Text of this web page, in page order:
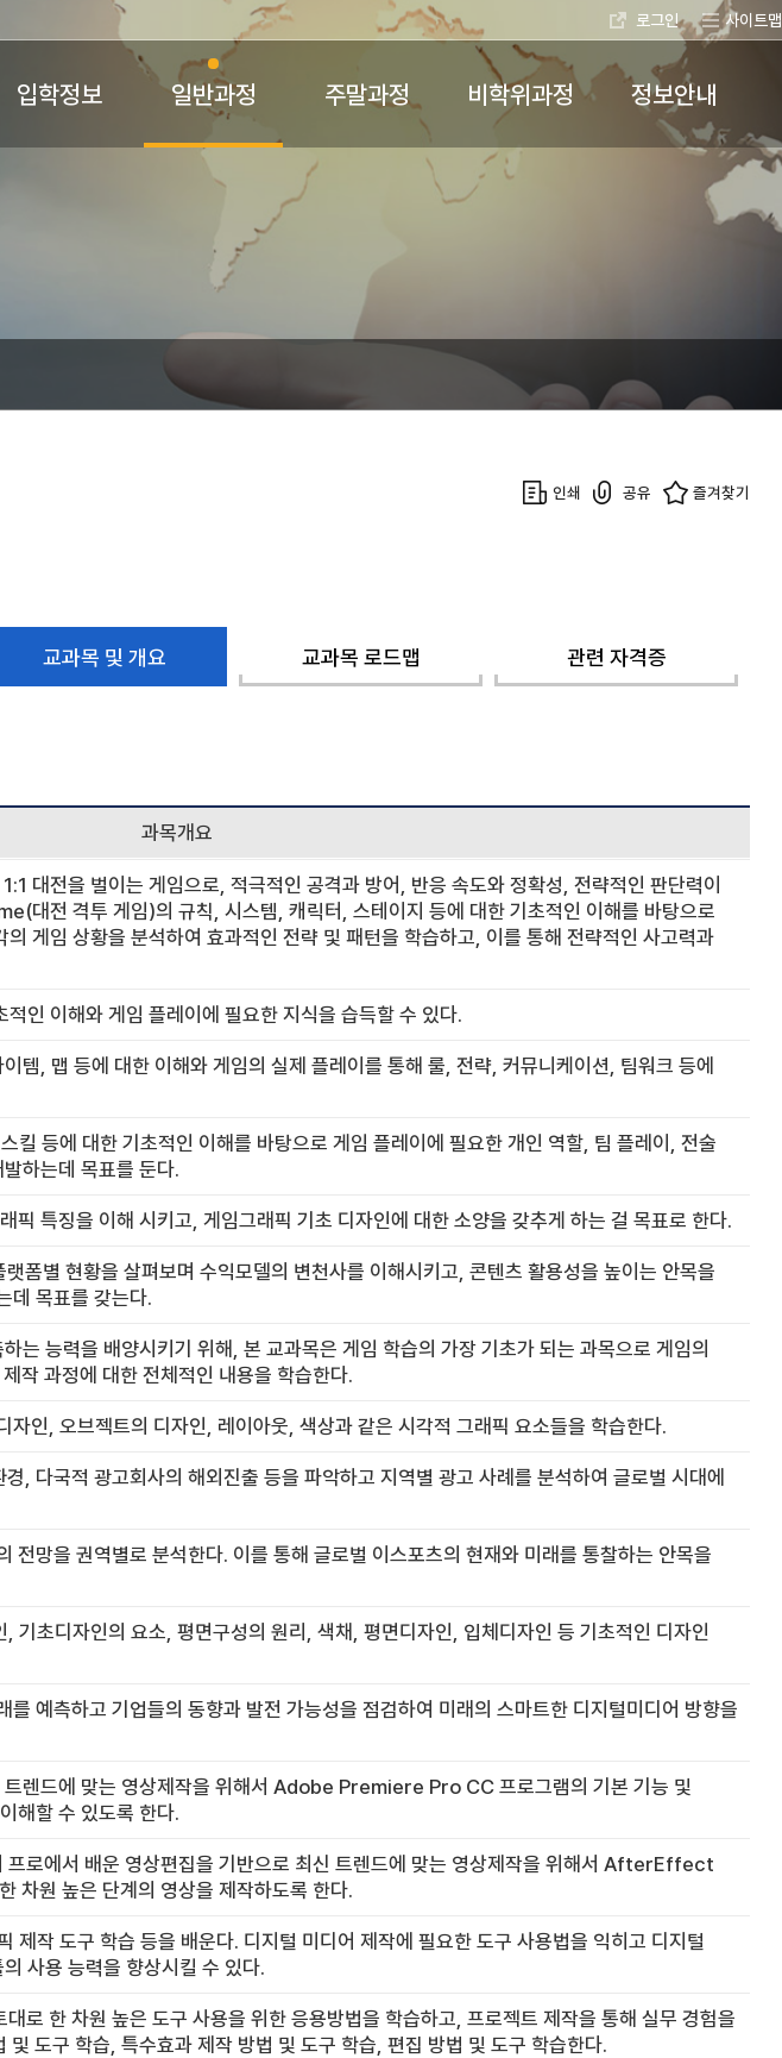
로그인 사이트맵
입학정보 일반과정 주말과정 비학위과정 정보안내
인쇄 공유 즐겨찾기
교과목 및 개요 교과목 로드맵 관련 자격증
과목개요
대전을 벌이는 게임으로, 적극적인 공격과 방어, 반응 속도와 정확성, 전략적인 판단력이
대전 격투 게임)의 규칙, 시스템, 캐릭터, 스테이지 등에 대한 기초적인 이해를 바탕으로
게임 상황을 분석하여 효과적인 전략 및 패턴을 학습하고, 이를 통해 전략적인 사고력과
인 이해와 게임 플레이에 필요한 지식을 습득할 수 있다.
템, 맵 등에 대한 이해와 게임의 실제 플레이를 통해 룰, 전략, 커뮤니케이션, 팀워크 등에
등에 대한 기초적인 이해를 바탕으로 게임 플레이에 필요한 개인 역할, 팀 플레이, 전술
하는데 목표를 둔다.
픽 특징을 이해 시키고, 게임그래픽 기초 디자인에 대한 소양을 갖추게 하는 걸 목표로 한다.
폼별 현황을 살펴보며 수익모델의 변천사를 이해시키고, 콘텐츠 활용성을 높이는 안목을
데 목표를 갖는다.
는 능력을 배양시키기 위해, 본 교과목은 게임 학습의 가장 기초가 되는 과목으로 게임의
작 과정에 대한 전체적인 내용을 학습한다.
자인, 오브젝트의 디자인, 레이아웃, 색상과 같은 시각적 그래픽 요소들을 학습한다.
, 다국적 광고회사의 해외진출 등을 파악하고 지역별 광고 사례를 분석하여 글로벌 시대에
전망을 권역별로 분석한다. 이를 통해 글로벌 이스포츠의 현재와 미래를 통찰하는 안목을
기초디자인의 요소, 평면구성의 원리, 색채, 평면디자인, 입체디자인 등 기초적인 디자인
예측하고 기업들의 동향과 발전 가능성을 점검하여 미래의 스마트한 디지털미디어 방향을
트렌드에 맞는 영상제작을 위해서 Adobe Premiere Pro CC 프로그램의 기본 기능 및
해할 수 있도록 한다.
프로에서 배운 영상편집을 기반으로 최신 트렌드에 맞는 영상제작을 위해서 AfterEffect
차원 높은 단계의 영상을 제작하도록 한다.
작 도구 학습 등을 배운다. 디지털 미디어 제작에 필요한 도구 사용법을 익히고 디지털
사용 능력을 향상시킬 수 있다.
로 한 차원 높은 도구 사용을 위한 응용방법을 학습하고, 프로젝트 제작을 통해 실무 경험을
도구 학습, 특수효과 제작 방법 및 도구 학습, 편집 방법 및 도구 학습한다.